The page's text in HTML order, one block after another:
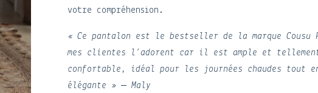
votre compréhension.
« Ce pantalon est le bestseller de la marque Cousu
mes clientes l’adorent car il est ample et
confortable, idéal pour les journées chaudes tout
élégante » – Maly